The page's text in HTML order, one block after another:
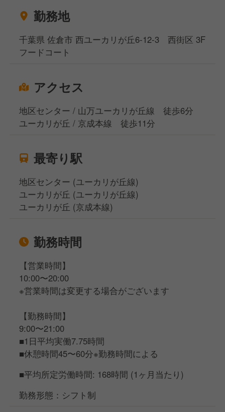
勤務地
千葉県 佐倉市 西ユーカリが丘6-12-3 西街区 3F
フードコート
アクセス
地区センター / 山万ユーカリが丘線 徒歩6分
ユーカリが丘 / 京成本線 徒歩11分
最寄り駅
地区センター (ユーカリが丘線)
ユーカリが丘 (ユーカリが丘線)
ユーカリが丘 (京成本線)
勤務時間
【営業時間】
10:00〜20:00
※営業時間は変更する場合がございます
【勤務時間】
9:00〜21:00
■1日平均実働7.75時間
■休憩時間45〜60分※勤務時間による
■平均所定労働時間: 168時間 (1ヶ月当たり)
勤務形態：シフト制